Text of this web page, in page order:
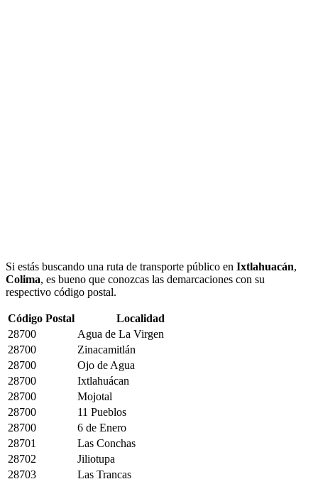
Si estás buscando una ruta de transporte público en Ixtlahuacán,
Colima, es bueno que conozcas las demarcaciones con su
respectivo código postal.
Código Postal
Localidad
28700
Agua de La Virgen
28700
Zinacamitlán
28700
Ojo de Agua
28700
Ixtlahuácan
28700
Mojotal
28700
11 Pueblos
28700
6 de Enero
28701
Las Conchas
28702
Jiliotupa
28703
Las Trancas